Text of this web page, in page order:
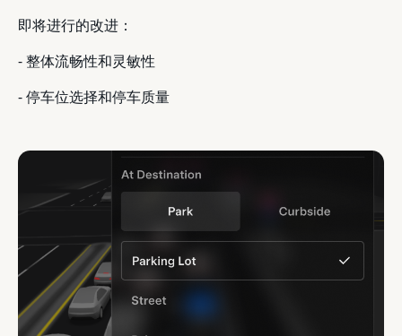
即将进行的改进：
- 整体流畅性和灵敏性
- 停车位选择和停车质量